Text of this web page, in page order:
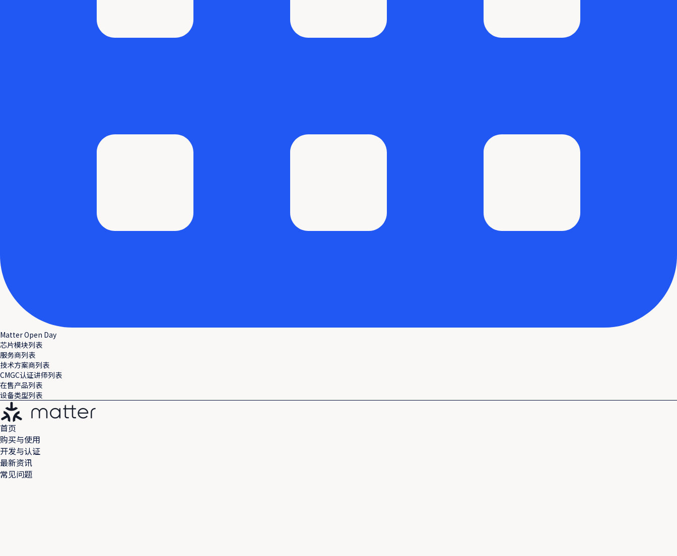
Matter Open Day
芯片模块列表
服务商列表
技术方案商列表
CMGC认证讲师列表
在售产品列表
设备类型列表
首页
购买与使用
开发与认证
最新资讯
常见问题